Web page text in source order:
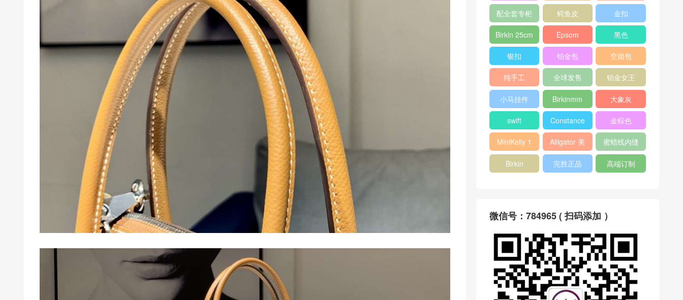
马仕
配全套专柜
原版包装
鳄鱼皮 金扣
Birkin 25cm Epsom 黑色
银扣 铂金包 空姐包
纯手工 全球发售 铂金女王
小马挂件 Birkinmm 大象灰
swift Constance 金棕色
MiniKelly 1
Alligator 美
洲鳄
蜜蜡线内缝
Birkin 完胜正品 高端订制
微信号：784965 ( 扫码添加 ）